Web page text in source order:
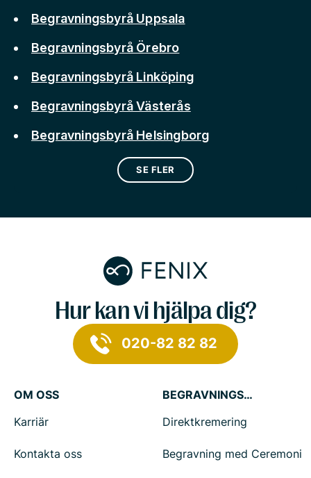
Begravningsbyrå Uppsala
Begravningsbyrå Örebro
Begravningsbyrå Linköping
Begravningsbyrå Västerås
Begravningsbyrå Helsingborg
SE FLER
Hur kan vi hjälpa dig?
020-82 82 82
OM OSS
Karriär
Kontakta oss
BEGRAVNINGSTJÄNSTER
Direktkremering
Begravning med Ceremoni